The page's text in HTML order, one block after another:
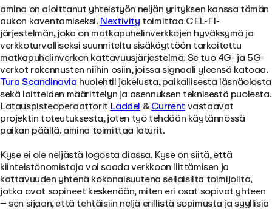
amina on aloittanut yhteistyön neljän yrityksen kanssa tämän
aukon kaventamiseksi.Nextivitytoimittaa CEL-FI-
järjestelmän, joka on matkapuhelinverkkojen hyväksymä ja
verkkoturvalliseksi suunniteltu sisäkäyttöön tarkoitettu
matkapuhelinverkon kattavuusjärjestelmä. Se tuo 4G- ja 5G-
verkot rakennusten niihin osiin, joissa signaali yleensä katoaa.
Tura Scandinaviahuolehtii jakelusta, paikallisesta läsnäolosta
sekä laitteiden määrittelyn ja asennuksen teknisestä puolesta.
LatauspisteoperaattoritLaddel&Currentvastaavat
projektin toteutuksesta, joten työ tehdään käytännössä
paikan päällä. amina toimittaa laturit.
Kyse ei ole neljästä logosta diassa. Kyse on siitä, että
kiinteistönomistaja voi saada verkkoon liittämisen ja
kattavuuden yhtenä kokonaisuutena sellaisilta toimijoilta,
jotka ovat sopineet keskenään, miten eri osat sopivat yhteen
– sen sijaan, että tehtäisiin neljä erillistä sopimusta ja syyllisiä